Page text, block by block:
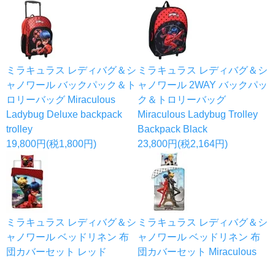
ミラキュラス レディバグ＆シ
ャノワール バックパック＆ト
ロリーバッグ Miraculous
Ladybug Deluxe backpack
trolley
19,800円(税1,800円)
ミラキュラス レディバグ＆シ
ャノワール 2WAY バックパッ
ク＆トロリーバッグ
Miraculous Ladybug Trolley
Backpack Black
23,800円(税2,164円)
ミラキュラス レディバグ＆シ
ャノワール ベッドリネン 布
団カバーセット レッド
ミラキュラス レディバグ＆シ
ャノワール ベッドリネン 布
団カバーセット Miraculous